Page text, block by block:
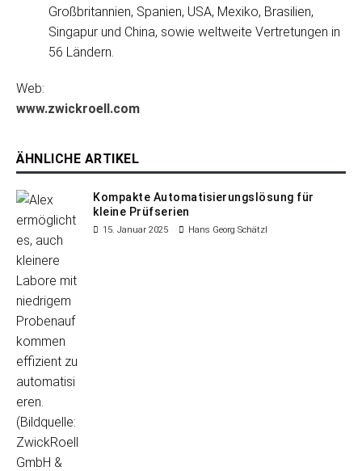
Großbritannien, Spanien, USA, Mexiko, Brasilien,
Singapur und China, sowie weltweite Vertretungen in
56 Ländern.
Web:
www.zwickroell.com
ÄHNLICHE ARTIKEL
Kompakte Automatisierungslösung für
kleine Prüfserien
15. Januar 2025 Hans Georg Schätzl